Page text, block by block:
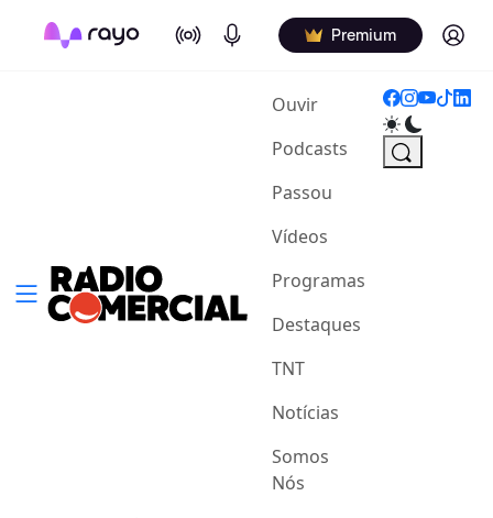
On Air Podcasts Premium Log in
Ouvir(current)
Podcasts
Passou
Vídeos
Programas
Destaques
TNT
Notícias
Somos
Nós